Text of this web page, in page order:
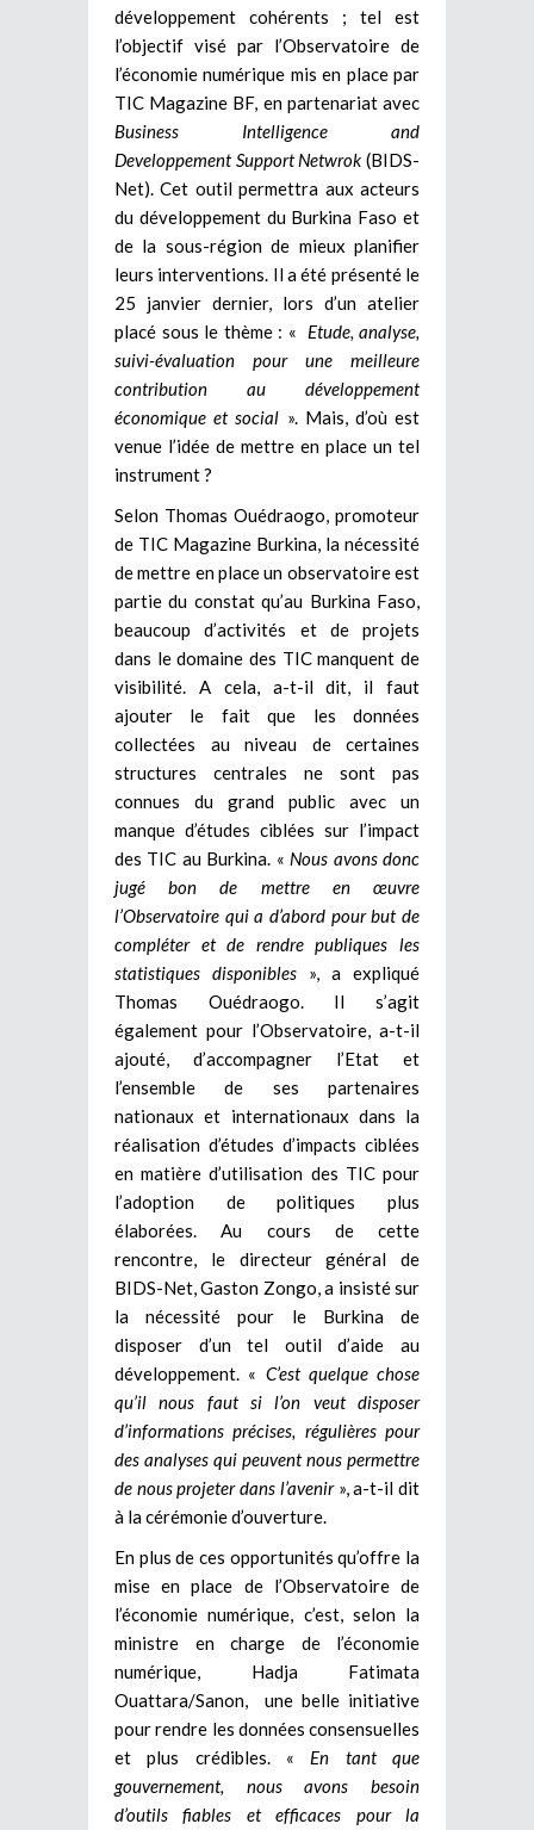
développement cohérents ; tel est
l’objectif visé par l’Observatoire de
l’économie numérique mis en place par
TIC Magazine BF, en partenariat avec
Business Intelligence and
Developpement Support Netwrok (BIDS-
Net). Cet outil permettra aux acteurs
du développement du Burkina Faso et
de la sous-région de mieux planifier
leurs interventions. Il a été présenté le
25 janvier dernier, lors d’un atelier
placé sous le thème : « Etude, analyse,
suivi-évaluation pour une meilleure
contribution au développement
économique et social ». Mais, d’où est
venue l’idée de mettre en place un tel
instrument ?
Selon Thomas Ouédraogo, promoteur
de TIC Magazine Burkina, la nécessité
de mettre en place un observatoire est
partie du constat qu’au Burkina Faso,
beaucoup d’activités et de projets
dans le domaine des TIC manquent de
visibilité. A cela, a-t-il dit, il faut
ajouter le fait que les données
collectées au niveau de certaines
structures centrales ne sont pas
connues du grand public avec un
manque d’études ciblées sur l’impact
des TIC au Burkina. « Nous avons donc
jugé bon de mettre en œuvre
l’Observatoire qui a d’abord pour but de
compléter et de rendre publiques les
statistiques disponibles », a expliqué
Thomas Ouédraogo. Il s’agit
également pour l’Observatoire, a-t-il
ajouté, d’accompagner l’Etat et
l’ensemble de ses partenaires
nationaux et internationaux dans la
réalisation d’études d’impacts ciblées
en matière d’utilisation des TIC pour
l’adoption de politiques plus
élaborées. Au cours de cette
rencontre, le directeur général de
BIDS-Net, Gaston Zongo, a insisté sur
la nécessité pour le Burkina de
disposer d’un tel outil d’aide au
développement. « C’est quelque chose
qu’il nous faut si l’on veut disposer
d’informations précises, régulières pour
des analyses qui peuvent nous permettre
de nous projeter dans l’avenir», a-t-il dit
à la cérémonie d’ouverture.
En plus de ces opportunités qu’offre la
mise en place de l’Observatoire de
l’économie numérique, c’est, selon la
ministre en charge de l’économie
numérique, Hadja Fatimata
Ouattara/Sanon, une belle initiative
pour rendre les données consensuelles
et plus crédibles. « En tant que
gouvernement, nous avons besoin
d’outils fiables et efficaces pour la